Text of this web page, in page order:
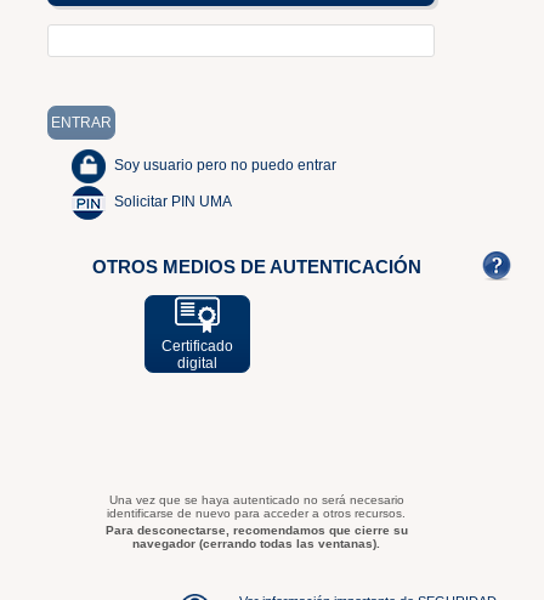
Soy usuario pero no puedo entrar
Solicitar PIN UMA
OTROS MEDIOS DE AUTENTICACIÓN
Certificado
digital
Una vez que se haya autenticado no será necesario
identificarse de nuevo para acceder a otros recursos.
Para desconectarse, recomendamos que cierre su
navegador (cerrando todas las ventanas).